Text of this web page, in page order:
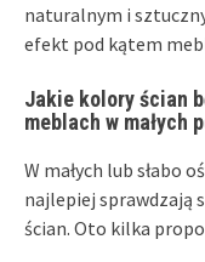
naturalnym i
efekt pod kątem
Jakie kolory ścian
meblach w małych
W małych lub słabo
najlepiej sprawdzają
ścian. Oto kilka